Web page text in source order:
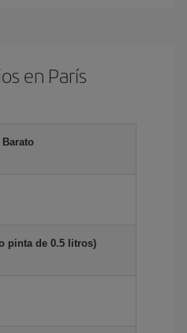
en París
pinta de 0.5 litros)